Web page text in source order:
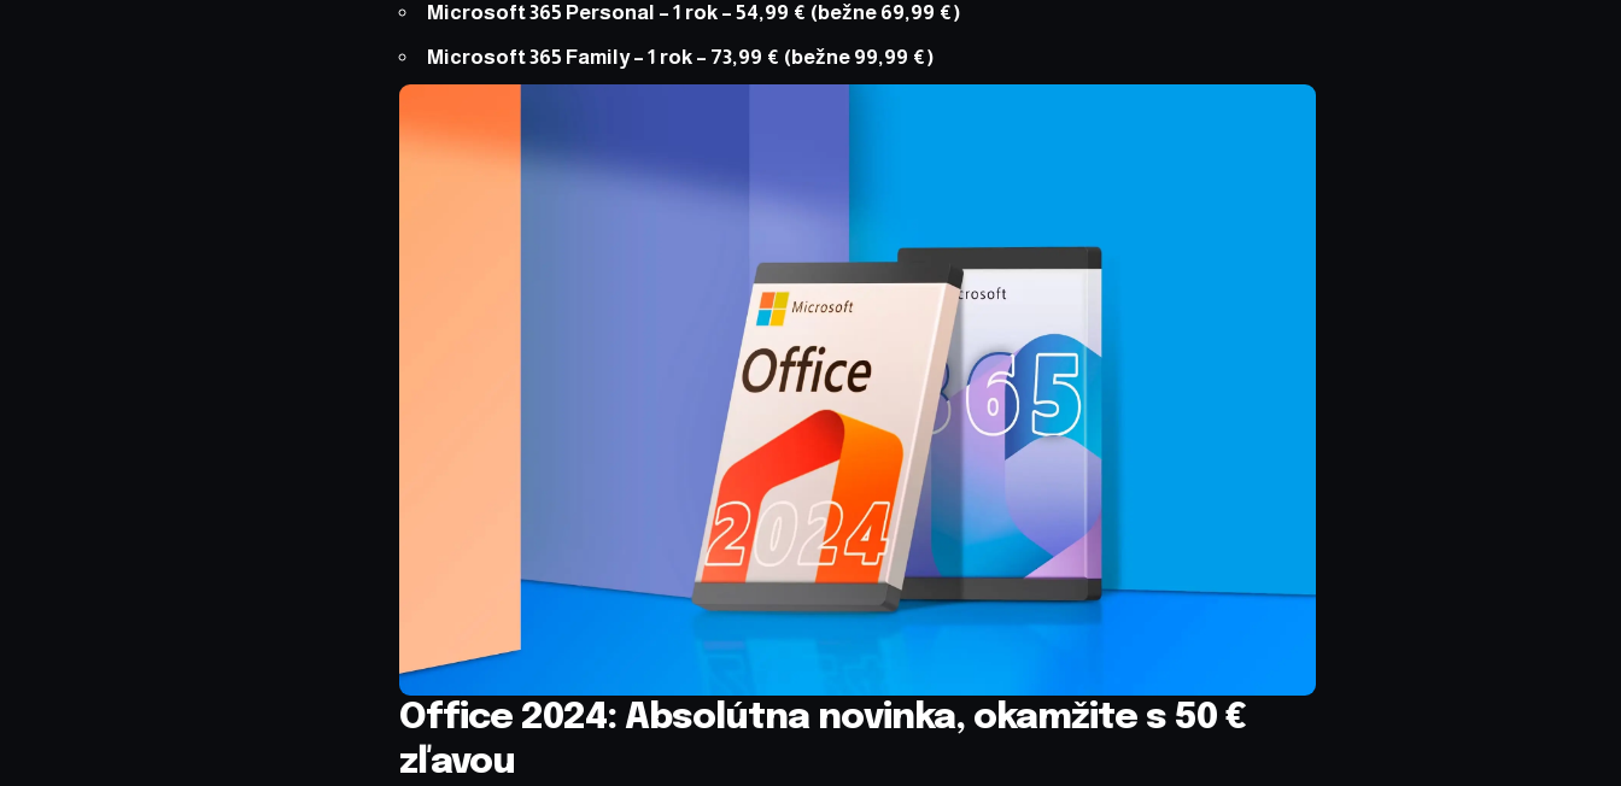
Microsoft 365 Personal – 1 rok – 54,99 € (bežne 69,99 €)
Microsoft 365 Family – 1 rok – 73,99 € (bežne 99,99 €)
Office 2024: Absolútna novinka, okamžite s 50 €
zľavou